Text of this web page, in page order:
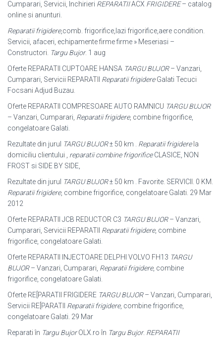
Cumparari, Servicii, Inchirieri REPARATIIACX FRIGIDERE– catalog
online si anunturi.
Reparatii frigidere,comb. frigorifice,lazi frigorifice,aere condition.
Servicii, afaceri, echipamente firme firme » Meseriasi –
Constructori. Targu Bujor. 1 aug
Oferte REPARATII CUPTOARE HANSA TARGU BUJOR– Vanzari,
Cumparari, Servicii REPARATII Reparatii frigidereGalati Tecuci
Focsani Adjud Buzau.
Oferte REPARATII COMPRESOARE AUTO RAMNICU TARGU BUJOR
– Vanzari, Cumparari, Reparatii frigidere, combine frigorifice,
congelatoare Galati.
Rezultate din jurul TARGU BUJOR± 50 km . Reparatii frigiderela
domiciliu clientului , reparatii combine frigorificeCLASICE, NON
FROST si SIDE BY SIDE,
Rezultate din jurul TARGU BUJOR± 50 km . Favorite. SERVICII. 0 KM.
Reparatii frigidere, combine frigorifice, congelatoare Galati. 29 Mar
2012
Oferte REPARATII JCB REDUCTOR C3 TARGU BUJOR– Vanzari,
Cumparari, Servicii REPARATII Reparatii frigidere, combine
frigorifice, congelatoare Galati
Oferte REPARATII INJECTOARE DELPHI VOLVO FH13 TARGU
BUJOR– Vanzari, Cumparari, Reparatii frigidere, combine
frigorifice, congelatoare Galati.
Oferte RE[PARATII FRIGIDERE TARGU BUJOR– Vanzari, Cumparari,
Servicii RE[PARATII Reparatii frigidere, combine frigorifice,
congelatoare Galati. 29 Mar
Reparati în Targu BujorOLX.ro în Targu Bujor. REPARATII